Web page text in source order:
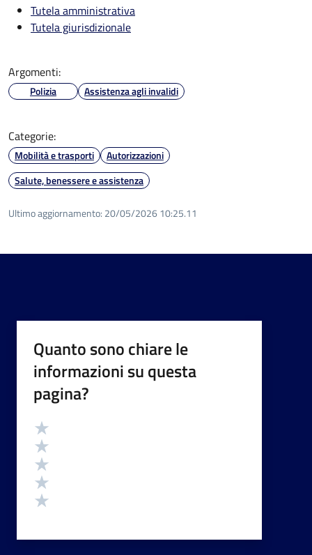
Tutela amministrativa
Tutela giurisdizionale
Argomenti:
Polizia Assistenza agli invalidi
Categorie:
Mobilità e trasporti
Autorizzazioni
Salute, benessere e assistenza
Ultimo aggiornamento: 20/05/2026 10:25.11
Quanto sono chiare le
informazioni su questa
pagina?
Valutazione